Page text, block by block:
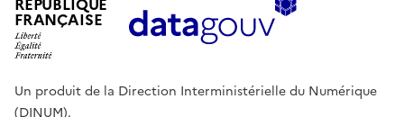
RÉPUBLIQUE
FRANÇAISE
Un produit de la Direction Interministérielle du Numérique
(DINUM).